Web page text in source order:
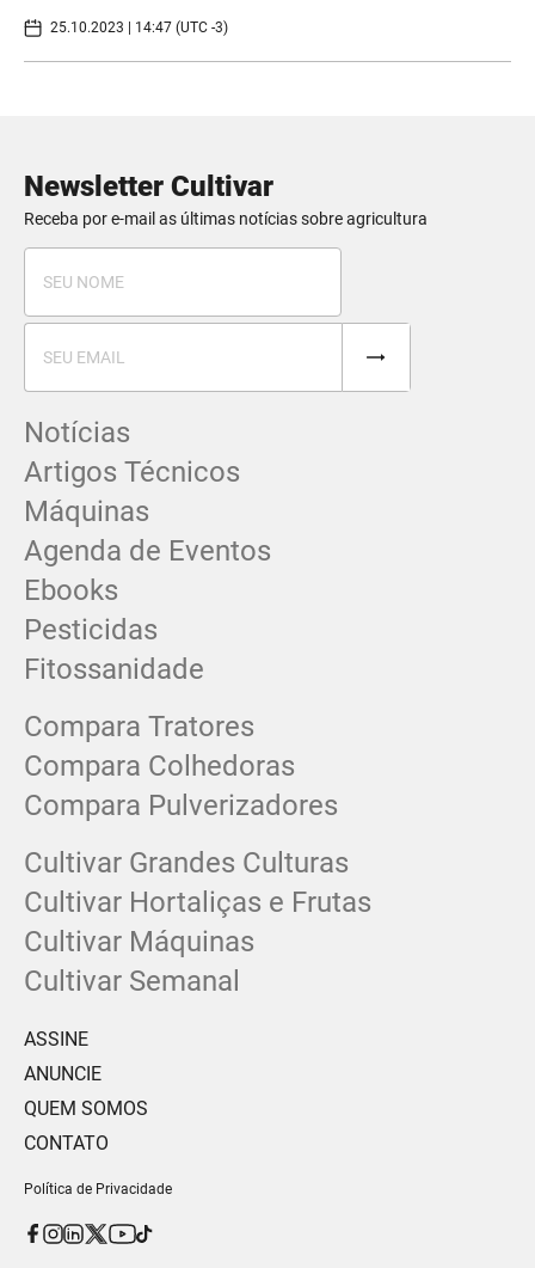
25.10.2023 | 14:47 (UTC -3)
Newsletter Cultivar
Receba por e-mail as últimas notícias sobre agricultura
Notícias
Artigos Técnicos
Máquinas
Agenda de Eventos
Ebooks
Pesticidas
Fitossanidade
Compara Tratores
Compara Colhedoras
Compara Pulverizadores
Cultivar Grandes Culturas
Cultivar Hortaliças e Frutas
Cultivar Máquinas
Cultivar Semanal
ASSINE
ANUNCIE
QUEM SOMOS
CONTATO
Política de Privacidade